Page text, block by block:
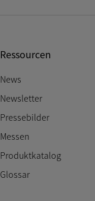
Ressourcen
News
Newsletter
Pressebilder
Messen
Produktkatalog
Glossar